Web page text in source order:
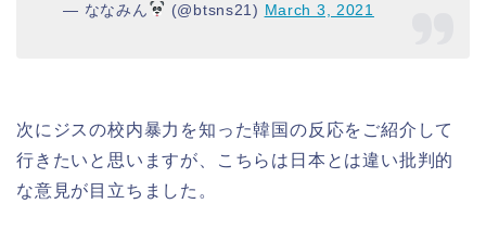
— ななみん (@btsns21) March 3, 2021
次にジスの校内暴力を知った韓国の反応をご紹介して
行きたいと思いますが、こちらは日本とは違い批判的
な意見が目立ちました。